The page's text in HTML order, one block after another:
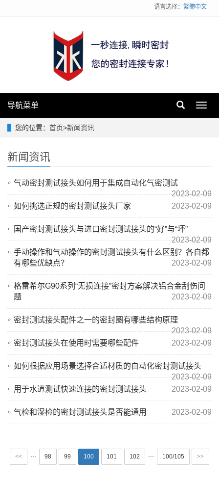
语言选择： 繁體中文
导航菜单
您的位置： 首页>新闻资讯
新闻资讯
气动密封测试接头如何用于集成自动化气密测试
2023-02-09
如何挑选正规的密封测试接头厂家
2023-02-09
国产密封测试接头与进口密封测试接头的“好”与“坏”
2023-02-09
手动操作和气动操作的密封测试接头有什么区别？各自都
有哪些优缺点？
2023-02-09
格雷希尔G90系列“无损连接”密封方案解决铝合金刮伤问
题
2023-02-09
密封测试接头配件之一的密封圈有哪些结构原理
2023-02-09
密封测试接头在使用时需要哪些配件
2023-02-09
如何根据应用场景选择合适材质的自动化密封测试接头
2023-02-09
用于水道测试快速连接的密封测试接头
2023-02-09
气检和湿检的密封测试接头是否能通用 2023-02-09
<< ··· 98 99 100 101 102 ··· 100/105 >>